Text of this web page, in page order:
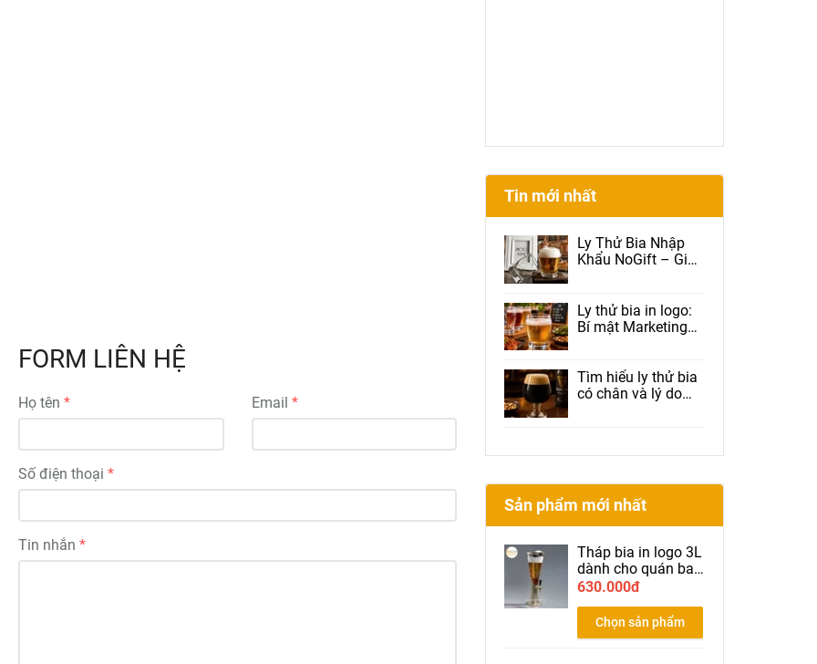
FORM LIÊN HỆ
Họ tên Email
Số điện thoại
Tin nhắn
Tin mới nhất
Ly Thử Bia Nhập
Khẩu NoGift – Giải
Dùng
Ly thử bia in logo:
Bí mật Marketing
Check-in và giữ
chân khách hàng
Tìm hiểu ly thử bia
có chân và lý do
Sản phẩm mới nhất
Tháp bia in logo 3L
dành cho quán bar
nhà hàng bia màu
630.000đ
Chọn sản phẩm